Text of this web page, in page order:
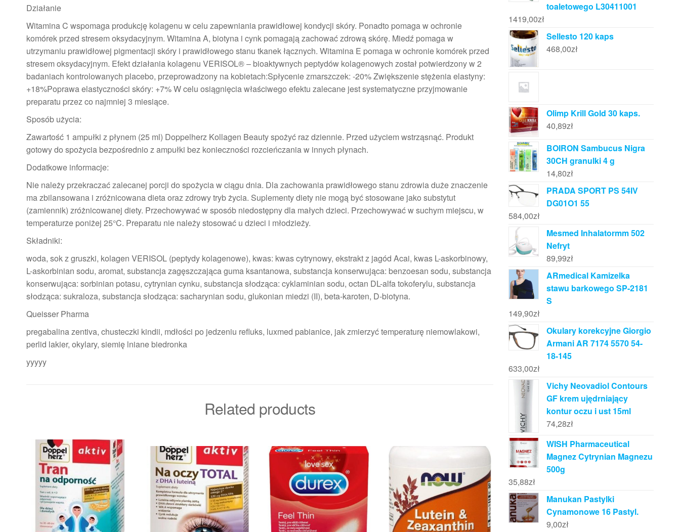
Działanie
Witamina C wspomaga produkcję kolagenu w celu zapewniania prawidłowej kondycji skóry. Ponadto pomaga w ochronie
komórek przed stresem oksydacyjnym. Witamina A, biotyna i cynk pomagają zachować zdrową skórę. Miedź pomaga w
utrzymaniu prawidłowej pigmentacji skóry i prawidłowego stanu tkanek łącznych. Witamina E pomaga w ochronie komórek przed
stresem oksydacyjnym. Efekt działania kolagenu VERISOL® – bioaktywnych peptydów kolagenowych został potwierdzony w 2
badaniach kontrolowanych placebo, przeprowadzony na kobietach:Spłycenie zmarszczek: -20% Zwiększenie stężenia elastyny:
+18%Poprawa elastyczności skóry: +7% W celu osiągnięcia właściwego efektu zalecane jest systematyczne przyjmowanie
preparatu przez co najmniej 3 miesiące.
Sposób użycia:
Zawartość 1 ampułki z płynem (25 ml) Doppelherz Kollagen Beauty spożyć raz dziennie. Przed użyciem wstrząsnąć. Produkt
gotowy do spożycia bezpośrednio z ampułki bez konieczności rozcieńczania w innych płynach.
Dodatkowe informacje:
Nie należy przekraczać zalecanej porcji do spożycia w ciągu dnia. Dla zachowania prawidłowego stanu zdrowia duże znaczenie
ma zbilansowana i zróżnicowana dieta oraz zdrowy tryb życia. Suplementy diety nie mogą być stosowane jako substytut
(zamiennik) zróżnicowanej diety. Przechowywać w sposób niedostępny dla małych dzieci. Przechowywać w suchym miejscu, w
temperaturze poniżej 25°C. Preparatu nie należy stosować u dzieci i młodzieży.
Składniki:
woda, sok z gruszki, kolagen VERISOL (peptydy kolagenowe), kwas: kwas cytrynowy, ekstrakt z jagód Acai, kwas L-askorbinowy,
L-askorbinian sodu, aromat, substancja zagęszczająca guma ksantanowa, substancja konserwująca: benzoesan sodu, substancja
konserwująca: sorbinian potasu, cytrynian cynku, substancja słodząca: cyklaminian sodu, octan DL-alfa tokoferylu, substancja
słodząca: sukraloza, substancja słodząca: sacharynian sodu, glukonian miedzi (II), beta-karoten, D-biotyna.
Queisser Pharma
pregabalina zentiva, chusteczki kindii, mdłości po jedzeniu refluks, luxmed pabianice, jak zmierzyć temperaturę niemowlakowi,
perlid lakier, okylary, siemię lniane biedronka
yyyyy
Related products
toaletowego L30411001
1419,00zł
Sellesto 120 kaps
468,00zł
Olimp Krill Gold 30 kaps.
40,89zł
BOIRON Sambucus Nigra
30CH granulki 4 g
14,80zł
PRADA SPORT PS 54IV
DG01O1 55
584,00zł
Mesmed Inhalatormm 502
Nefryt
89,99zł
ARmedical Kamizelka
stawu barkowego SP-2181
S
149,90zł
Okulary korekcyjne Giorgio
Armani AR 7174 5570 54-
18-145
633,00zł
Vichy Neovadiol Contours
GF krem ujędrniający
kontur oczu i ust 15ml
74,28zł
WISH Pharmaceutical
Magnez Cytrynian Magnezu
500g
35,88zł
Manukan Pastylki
Cynamonowe 16 Pastyl.
9,00zł